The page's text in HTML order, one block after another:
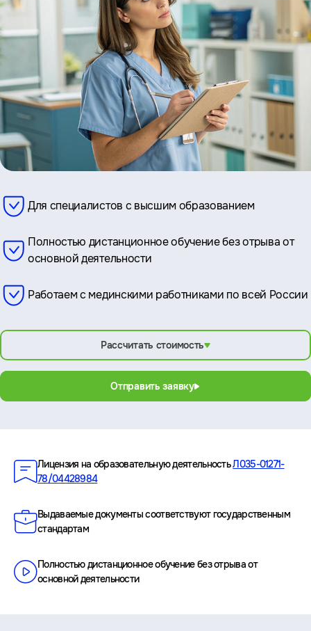
Для специалистов с высшим образованием
Полностью дистанционное обучение без отрыва от
основной деятельности
Работаем с мединскими работниками по всей России
Рассчитать стоимость
Отправить заявку
Лицензия на образовательную деятельностьЛ035-01271-
78/04428984
Выдаваемые документы соответствуют государственным
стандартам
Полностью дистанционное обучение без отрыва от
основной деятельности